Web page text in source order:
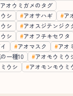
アオウミガメのタグ
シ
アオサハギ
ア
シ
アオスジテンジク
シ
アオフチキセワタ
アオマスク
アオ
一種10
アオモウミウ
ウシ
アオモンモウミ